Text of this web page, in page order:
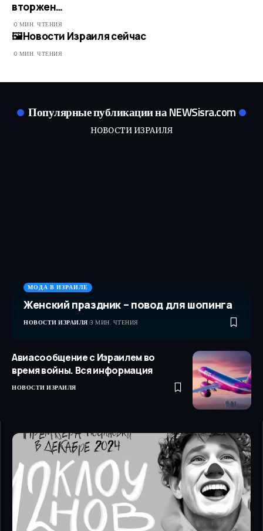
вторжен…
0 МИН. ЧТЕНИЯ
🖼​Новости Израиля сейчас
0 МИН. ЧТЕНИЯ
Популярные публикации на NEWSisra.com
НОВОСТИ ИЗРАИЛЯ
МОДА В ИЗРАИЛЕ
Женский праздник – повод для шопинга
НОВОСТИ ИЗРАИЛЯ 3 МИН. ЧТЕНИЯ
Авиасообщение с Израилем во
время войны. Вся информация
НОВОСТИ ИЗРАИЛЯ